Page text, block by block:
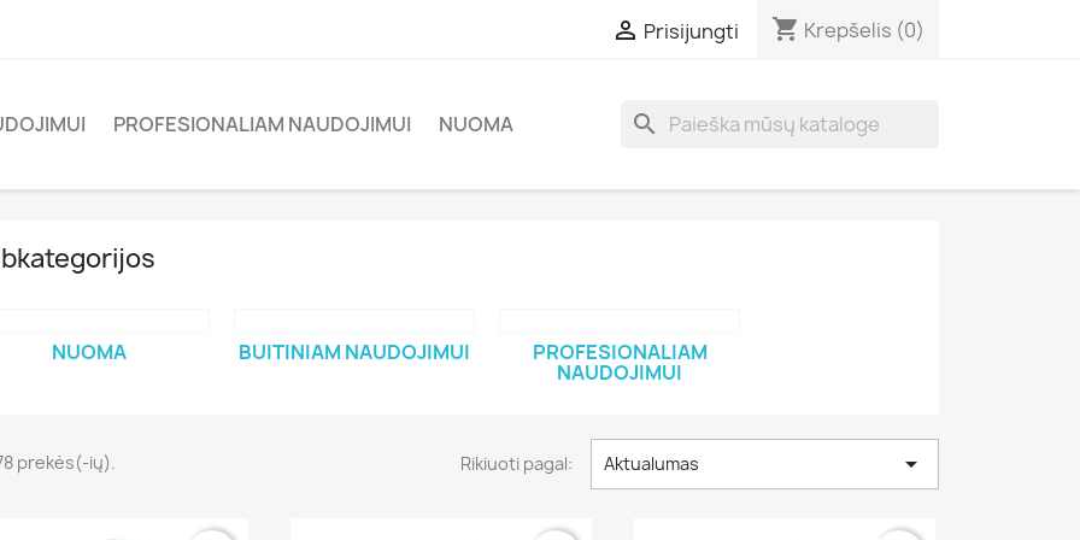
 Prisijungti shopping_cart Krepšelis (0)
PROFESIONALIAM NAUDOJIMUI NUOMA search
NUOMA BUITINIAM NAUDOJIMUI PROFESIONALIAM
NAUDOJIMUI
prekės(-ių). Rikiuoti pagal: Aktualumas 